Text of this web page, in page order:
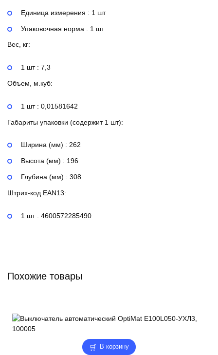
Единица измерения : 1 шт
Упаковочная норма : 1 шт
Вес, кг:
1 шт : 7,3
Объем, м.куб:
1 шт : 0,01581642
Габариты упаковки (содержит 1 шт):
Ширина (мм) : 262
Высота (мм) : 196
Глубина (мм) : 308
Штрих-код EAN13:
1 шт : 4600572285490
Похожие товары
В корзину